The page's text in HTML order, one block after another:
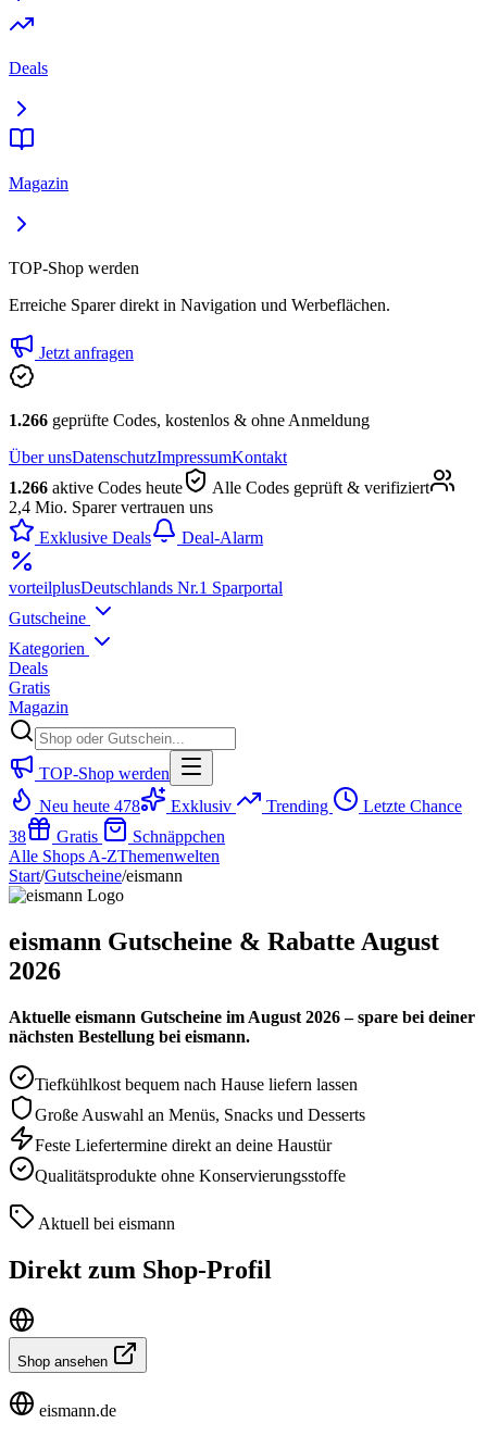
Deals
Magazin
TOP-Shop werden
Erreiche Sparer direkt in Navigation und Werbeflächen.
Jetzt anfragen
1.266 geprüfte Codes, kostenlos & ohne Anmeldung
Über unsDatenschutzImpressumKontakt
1.266 aktive Codes heute
Alle Codes geprüft & verifiziert
2,4 Mio. Sparer vertrauen uns
Exklusive Deals
Deal-Alarm
vorteilplusDeutschlands Nr.1 Sparportal
Gutscheine
Kategorien
Deals
Gratis
Magazin
TOP-Shop werden
Neu heute 478 Exklusiv Trending
Letzte Chance
38
Gratis
Schnäppchen
Alle Shops A-ZThemenwelten
Start/Gutscheine/eismann
eismann Gutscheine & Rabatte August
2026
Aktuelle eismann Gutscheine im August 2026 – spare bei deiner
nächsten Bestellung bei eismann.
Tiefkühlkost bequem nach Hause liefern lassen
Große Auswahl an Menüs, Snacks und Desserts
Feste Liefertermine direkt an deine Haustür
Qualitätsprodukte ohne Konservierungsstoffe
Aktuell bei eismann
Direkt zum Shop-Profil
Shop ansehen
eismann.de